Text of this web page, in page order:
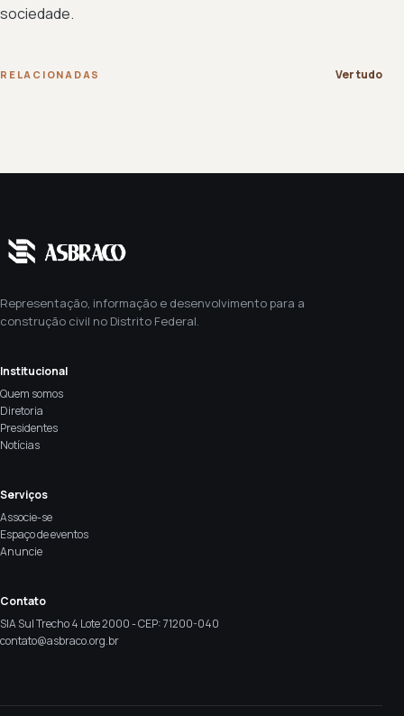
sociedade.
RELACIONADAS Ver tudo
Representação, informação e desenvolvimento para a
construção civil no Distrito Federal.
Institucional
Quem somos
Diretoria
Presidentes
Notícias
Serviços
Associe-se
Espaço de eventos
Anuncie
Contato
SIA Sul Trecho 4 Lote 2000 - CEP: 71200-040
contato@asbraco.org.br